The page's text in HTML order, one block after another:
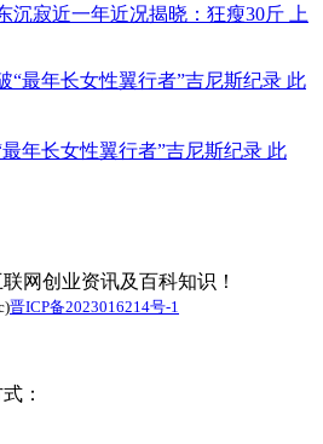
沉寂近一年近况揭晓：狂瘦30斤 上
年长女性翼行者”吉尼斯纪录 此
网创业资讯及百科知识！
晋ICP备2023016214号-1
：